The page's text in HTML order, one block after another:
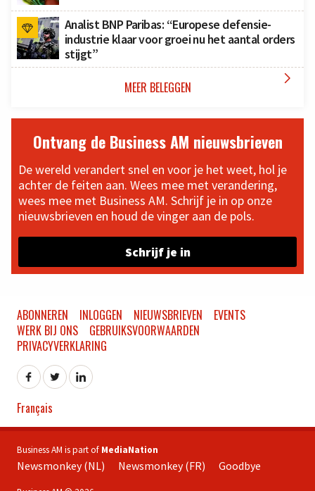
Analist BNP Paribas: “Europese defensie-
industrie klaar voor groei nu het aantal orders
stijgt”
MEER BELEGGEN 
Ontvang de Business AM nieuwsbrieven
De wereld verandert snel en voor je het weet, hol je
achter de feiten aan. Wees mee met verandering,
wees mee met Business AM. Schrijf je in op onze
nieuwsbrieven en houd de vinger aan de pols.
Schrijf je in
ABONNEREN INLOGGEN NIEUWSBRIEVEN
EVENTS
WERK BIJ ONS
GEBRUIKSVOORWAARDEN
PRIVACYVERKLARING
Français
Business AM is part of MediaNation
Newsmonkey (NL) Newsmonkey (FR) Goodbye